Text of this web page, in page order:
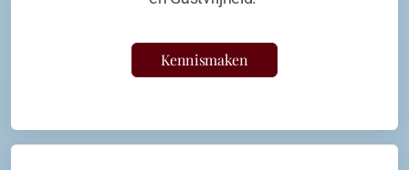
Kennismaken